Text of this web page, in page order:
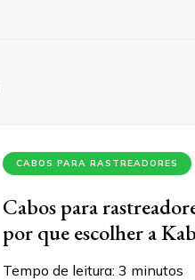
CABOS PARA RASTREADORES
Cabos para
por que escolher a
Tempo de leitura: 3 minutos